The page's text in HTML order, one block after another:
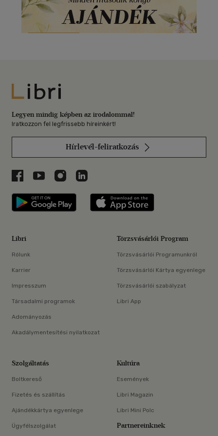
Libri
Legyen mindig képben az irodalommal!
Iratkozzon fel legfrissebb híreinkért!
Hírlevél-feliratkozás
Libri a Facebookon
Libri a Youtube-on
Libri az Instagramon
Libri a LinkedInen
Libri applikáció Szerezd meg: Google
Libri
Rólunk
Karrier
Impresszum
Társadalmi programok
Adományozás
Akadálymentesítési nyilatkozat
Törzsvásárlói Program
Törzsvásárlói Programunkról
Törzsvásárlói Kártya egyenlege
Törzsvásárlói szabályzat
Libri App
Szolgáltatás
Boltkereső
Fizetés és szállítás
Ajándékkártya egyenlege
Ügyfélszolgálat
Kultúra
Események
Libri Magazin
Libri Mini Polc
Partnereinknek